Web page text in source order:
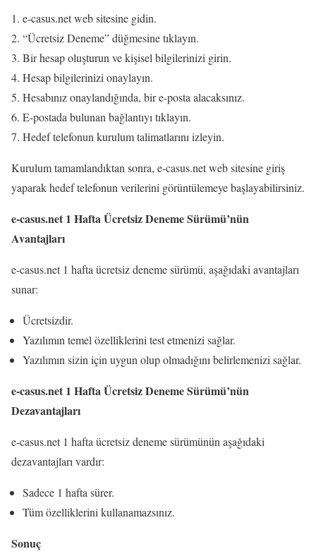
e-casus.net web sitesine gidin.
“Ücretsiz Deneme” düğmesine tıklayın.
Bir hesap oluşturun ve kişisel bilgilerinizi girin.
Hesap bilgilerinizi onaylayın.
Hesabınız onaylandığında, bir e-posta alacaksınız.
E-postada bulunan bağlantıyı tıklayın.
Hedef telefonun kurulum talimatlarını izleyin.
Kurulum tamamlandıktan sonra, e-casus.net web sitesine giriş
yaparak hedef telefonun verilerini görüntülemeye başlayabilirsiniz.
e-casus.net 1 Hafta Ücretsiz Deneme Sürümü’nün
Avantajları
e-casus.net 1 hafta ücretsiz deneme sürümü, aşağıdaki avantajları
sunar:
Ücretsizdir.
Yazılımın temel özelliklerini test etmenizi sağlar.
Yazılımın sizin için uygun olup olmadığını belirlemenizi sağlar.
e-casus.net 1 Hafta Ücretsiz Deneme Sürümü’nün
Dezavantajları
e-casus.net 1 hafta ücretsiz deneme sürümünün aşağıdaki
dezavantajları vardır:
Sadece 1 hafta sürer.
Tüm özelliklerini kullanamazsınız.
Sonuç